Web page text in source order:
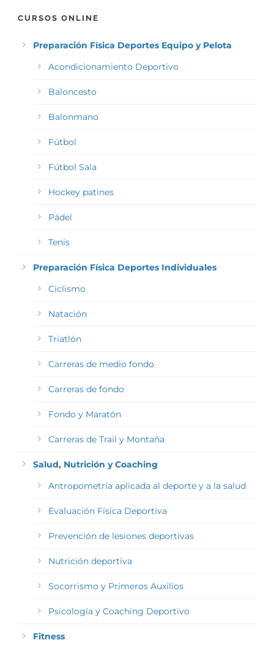
CURSOS ONLINE
Preparación Física Deportes Equipo y Pelota
Acondicionamiento Deportivo
Baloncesto
Balonmano
Fútbol
Fútbol Sala
Hockey patines
Pádel
Tenis
Preparación Física Deportes Individuales
Ciclismo
Natación
Triatlón
Carreras de medio fondo
Carreras de fondo
Fondo y Maratón
Carreras de Trail y Montaña
Salud, Nutrición y Coaching
Antropometría aplicada al deporte y a la salud
Evaluación Física Deportiva
Prevención de lesiones deportivas
Nutrición deportiva
Socorrismo y Primeros Auxilios
Psicología y Coaching Deportivo
Fitness